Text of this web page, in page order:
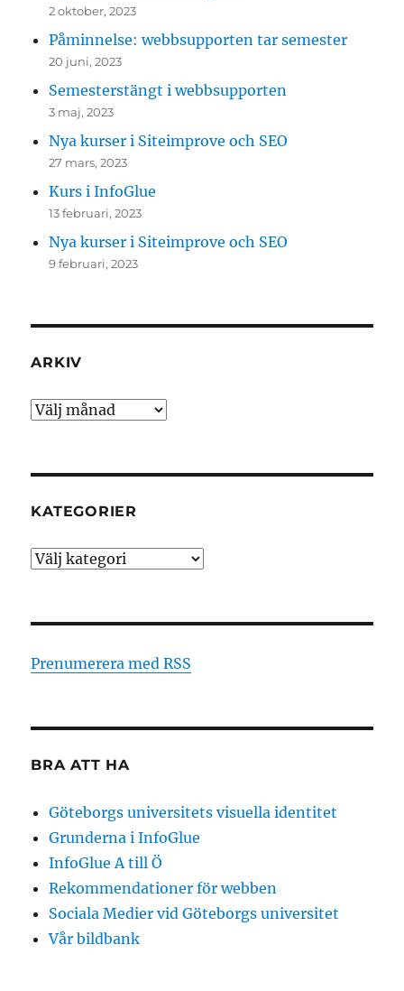
2 oktober, 2023
Påminnelse: webbsupporten tar semester
20 juni, 2023
Semesterstängt i webbsupporten
3 maj, 2023
Nya kurser i Siteimprove och SEO
27 mars, 2023
Kurs i InfoGlue
13 februari, 2023
Nya kurser i Siteimprove och SEO
9 februari, 2023
ARKIV
Arkiv
KATEGORIER
Kategorier
Prenumerera med RSS
BRA ATT HA
Göteborgs universitets visuella identitet
Grunderna i InfoGlue
InfoGlue A till Ö
Rekommendationer för webben
Sociala Medier vid Göteborgs universitet
Vår bildbank